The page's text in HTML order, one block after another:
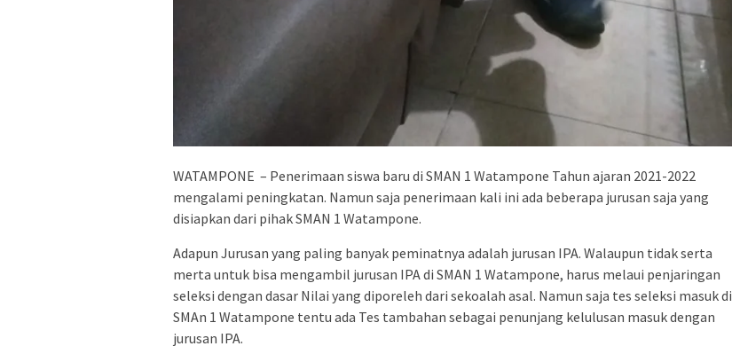
WATAMPONE – Penerimaan siswa baru di SMAN 1 Watampone Tahun ajaran 2021-2022
mengalami peningkatan. Namun saja penerimaan kali ini ada beberapa jurusan saja yang
disiapkan dari pihak SMAN 1 Watampone.
Adapun Jurusan yang paling banyak peminatnya adalah jurusan IPA. Walaupun tidak serta
merta untuk bisa mengambil jurusan IPA di SMAN 1 Watampone, harus melaui penjaringan
seleksi dengan dasar Nilai yang diporeleh dari sekoalah asal. Namun saja tes seleksi masuk di
SMAn 1 Watampone tentu ada Tes tambahan sebagai penunjang kelulusan masuk dengan
jurusan IPA.